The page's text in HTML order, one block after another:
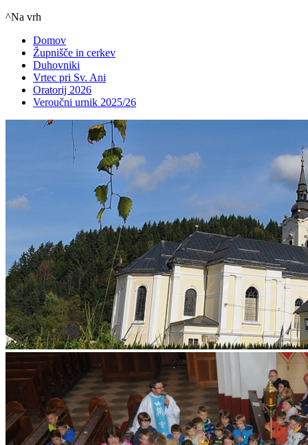
^Na vrh
Domov
Župnišče in cerkev
Duhovniki
Vrtec pri Sv. Ani
Oratorij 2026
Veroučni urnik 2025/26